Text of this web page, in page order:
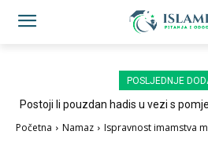
POSLJEDNJE
Postoji li pouzdan hadis u vezi s
Početna Namaz Ispravnost imamstva